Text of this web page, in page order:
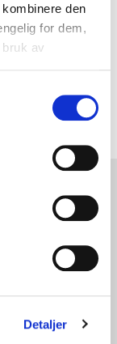
den
for dem,
av
Detaljer